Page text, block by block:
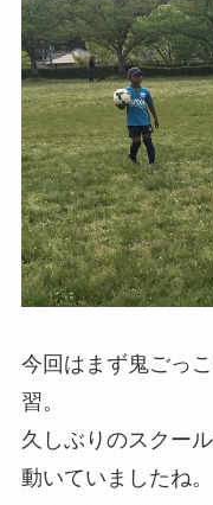
今回はまず鬼ごっ
習。
久しぶりのスクー
動いていましたね。